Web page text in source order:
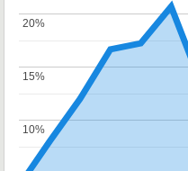
10%
10%
15%
15%
20%
20%